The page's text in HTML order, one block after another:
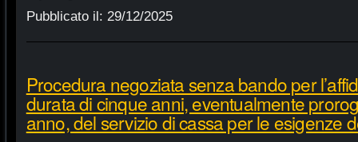
Pubblicato il: 29/12/2025
Procedura negoziata senza bando per
durata di cinque anni, eventualmente
anno, del servizio di cassa per le esigenze